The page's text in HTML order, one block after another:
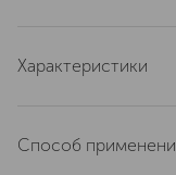
Характеристики
артикул
Способ